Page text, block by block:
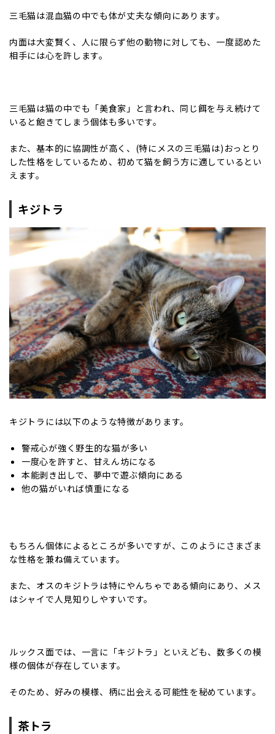
三毛猫は混血猫の中でも体が丈夫な傾向にあります。
内面は大変賢く、人に限らず他の動物に対しても、一度認めた
相手には心を許します。
三毛猫は猫の中でも「美食家」と言われ、同じ餌を与え続けて
いると飽きてしまう個体も多いです。
また、基本的に協調性が高く、(特にメスの三毛猫は)おっとり
した性格をしているため、初めて猫を飼う方に適しているとい
えます。
キジトラ
キジトラには以下のような特徴があります。
警戒心が強く野生的な猫が多い
一度心を許すと、甘えん坊になる
本能剥き出しで、夢中で遊ぶ傾向にある
他の猫がいれば慎重になる
もちろん個体によるところが多いですが、このようにさまざま
な性格を兼ね備えています。
また、オスのキジトラは特にやんちゃである傾向にあり、メス
はシャイで人見知りしやすいです。
ルックス面では、一言に「キジトラ」といえども、数多くの模
様の個体が存在しています。
そのため、好みの模様、柄に出会える可能性を秘めています。
茶トラ